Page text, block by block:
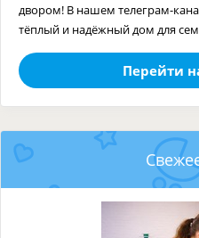
двором! В нашем телеграм-
тёплый и надёжный дом для
Перейти